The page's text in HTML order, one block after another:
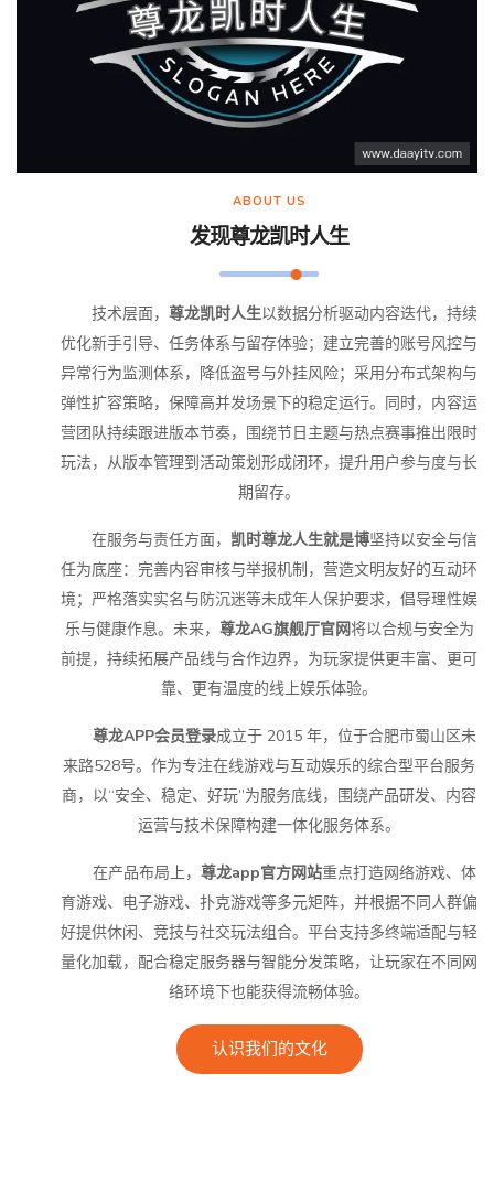
ABOUT US
发现尊龙凯时人生
技术层面， 尊龙凯时人生以数据分析驱动内容迭代，持续
优化新手引导、任务体系与留存体验；建立完善的账号风控与
异常行为监测体系，降低盗号与外挂风险；采用分布式架构与
弹性扩容策略，保障高并发场景下的稳定运行。同时，内容运
营团队持续跟进版本节奏，围绕节日主题与热点赛事推出限时
玩法，从版本管理到活动策划形成闭环，提升用户参与度与长
期留存。
在服务与责任方面， 凯时尊龙人生就是博坚持以安全与信
任为底座：完善内容审核与举报机制，营造文明友好的互动环
境；严格落实实名与防沉迷等未成年人保护要求，倡导理性娱
乐与健康作息。未来， 尊龙AG旗舰厅官网将以合规与安全为
前提，持续拓展产品线与合作边界，为玩家提供更丰富、更可
靠、更有温度的线上娱乐体验。
尊龙APP会员登录成立于 2015 年，位于合肥市蜀山区未
来路528号。作为专注在线游戏与互动娱乐的综合型平台服务
商，以“安全、稳定、好玩”为服务底线，围绕产品研发、内容
运营与技术保障构建一体化服务体系。
在产品布局上， 尊龙app官方网站重点打造网络游戏、体
育游戏、电子游戏、扑克游戏等多元矩阵，并根据不同人群偏
好提供休闲、竞技与社交玩法组合。平台支持多终端适配与轻
量化加载，配合稳定服务器与智能分发策略，让玩家在不同网
络环境下也能获得流畅体验。
认识我们的文化